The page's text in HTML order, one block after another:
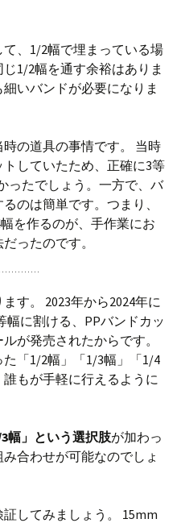
、1/2幅で埋まっている場
1/2幅を通す余裕はありま
いバンドが必要になりま
の道具の事情です。 当時
していたため、正確に3等
ったでしょう。一方で、バ
のは簡単です。つまり、
を作るのが、手作業にお
ったのです。
す。 2023年から2024年に
幅に割ける、PPバンドカッ
が発売されたからです。
「1/2幅」「1/3幅」「1/4
もが手軽に行えるように
3幅」という選択肢が加わっ
合わせが可能なのでしょ
してみましょう。 15mm